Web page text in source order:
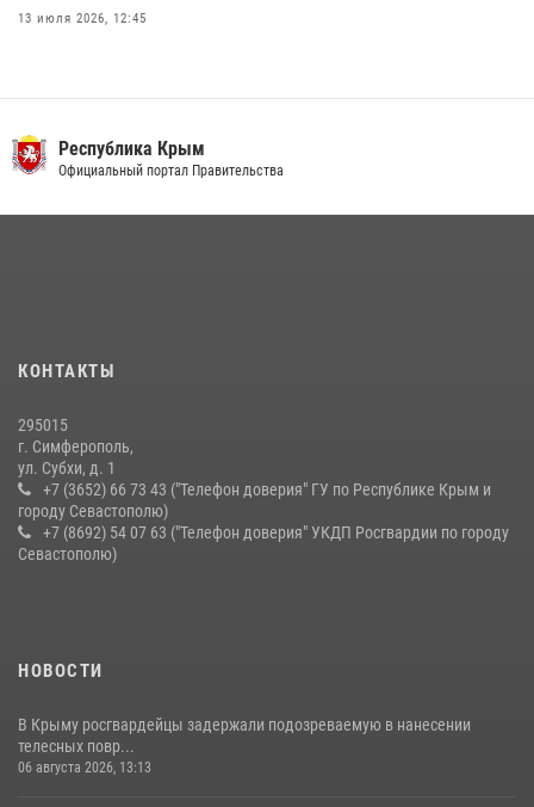
13 июля 2026, 12:45
21 июля 2026, 13:18
Росгвардия в Крыму и Севастополе задержала ряд
правонарушителей
10 июля 2026, 15:10
Республика Крым
Официальный портал Правительства
КОНТАКТЫ
295015
г. Симферополь,
ул. Субхи, д. 1
+7 (3652) 66 73 43 ("Телефон доверия" ГУ по Республике Крым и
городу Севастополю)
+7 (8692) 54 07 63 ("Телефон доверия" УКДП Росгвардии по городу
Севастополю)
НОВОСТИ
В Крыму росгвардейцы задержали подозреваемую в нанесении
телесных повр...
06 августа 2026, 13:13